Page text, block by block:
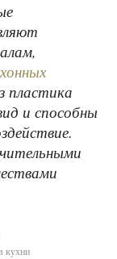
пластика
и способны
кухни